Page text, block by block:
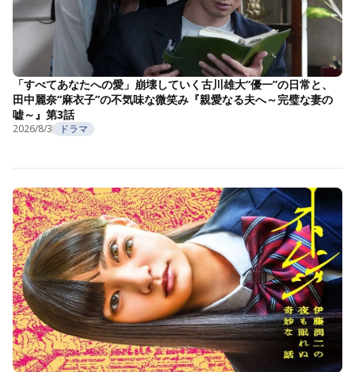
「すべてあなたへの愛」崩壊していく古川雄大“優一”の日常と、
田中麗奈“麻衣子”の不気味な微笑み『親愛なる夫へ～完璧な妻の
嘘～』第3話
2026/8/3 ドラマ